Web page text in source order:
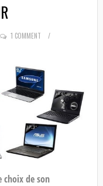
1 COMMENT
choix de son